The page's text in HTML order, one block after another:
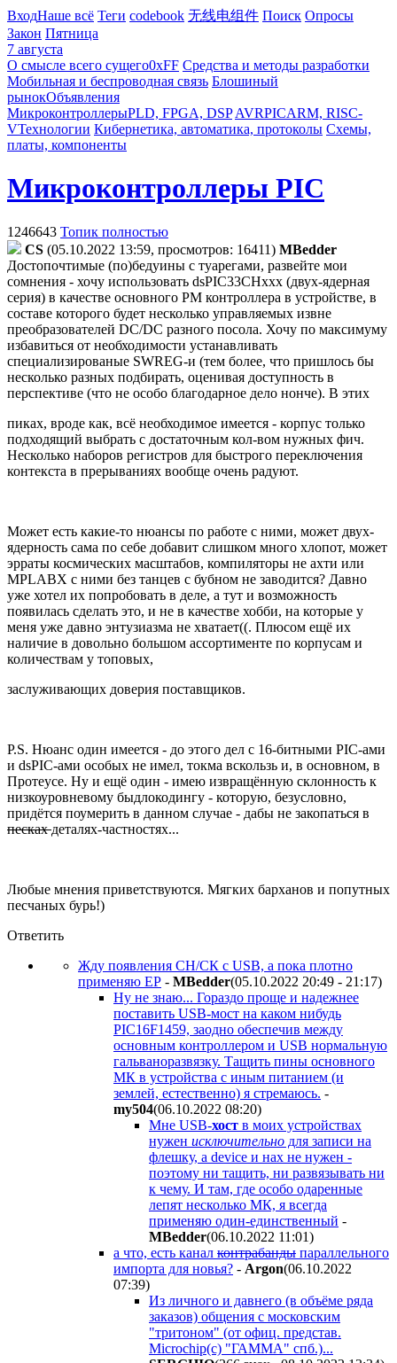
ВходНаше всё Теги codebook 无线电组件 Поиск Опросы
Закон Пятница
7 августа
О смысле всего сущего0xFF Средства и методы разработки
Мобильная и беспроводная связь Блошиный
рынокОбъявления
МикроконтроллерыPLD, FPGA, DSP AVRPICARM, RISC-
VТехнологии Кибернетика, автоматика, протоколы Схемы,
платы, компоненты
Микроконтроллеры PIC
1246643 Топик полностью
CS (05.10.2022 13:59, просмотров: 16411) MBedder
Достопочтимые (по)бедуины с туарегами, развейте мои
сомнения - хочу использовать dsPIC33CHxxx (двух-ядерная
серия) в качестве основного PM контроллера в устройстве, в
составе которого будет несколько управляемых извне
преобразователей DC/DC разного посола. Хочу по максимуму
избавиться от необходимости устанавливать
специализированые SWREG-и (тем более, что пришлось бы
несколько разных подбирать, оценивая доступность в
перспективе (что не особо благодарное дело нонче). В этих
пиках, вроде как, всё необходимое имеется - корпус только
подходящий выбрать с достаточным кол-вом нужных фич.
Несколько наборов регистров для быстрого переключения
контекста в прерываниях вообще очень радуют.
Может есть какие-то нюансы по работе с ними, может двух-
ядерность сама по себе добавит слишком много хлопот, может
эрраты космических масштабов, компиляторы не ахти или
MPLABX с ними без танцев с бубном не заводится? Давно
уже хотел их попробовать в деле, а тут и возможность
появилась сделать это, и не в качестве хобби, на которые у
меня уже давно энтузиазма не хватает((. Плюсом ещё их
наличие в довольно большом ассортименте по корпусам и
количествам у топовых,
заслуживающих доверия поставщиков.
P.S. Нюанс один имеется - до этого дел с 16-битными PIC-ами
и dsPIC-ами особых не имел, токма вскользь и, в основном, в
Протеусе. Ну и ещё один - имею извращённую склонность к
низкоуровневому быдлокодингу - которую, безусловно,
придётся поумерить в данном случае - дабы не закопаться в
пескахдеталях-частностях...
Любые мнения приветствуются. Мягких барханов и попутных
песчаных бурь!)
Ответить
Жду появления СН/СК с USB, а пока плотно
применяю EP - MBedder(05.10.2022 20:49 - 21:17)
Ну не знаю... Гораздо проще и надежнее
поставить USB-мост на каком нибудь
PIC16F1459, заодно обеспечив между
основным контроллером и USB нормальную
гальваноразвязку. Тащить пины основного
МК в устройства с иным питанием (и
землей, естественно) я стремаюсь. -
my504(06.10.2022 08:20)
Мне USB-хост в моих устройствах
нужен исключительно для записи на
флешку, а device и нах не нужен -
поэтому ни тащить, ни развязывать ни
к чему. И там, где особо одаренные
лепят несколько МК, я всегда
применяю один-единственный -
MBedder(06.10.2022 11:01)
а что, есть канал контрабанды параллельного
импорта для новья? - Argon(06.10.2022
07:39)
Из личного и давнего (в объёме ряда
заказов) общения с московским
"тритоном" (от офиц. представ.
Microchip(c) "ГАММА" спб.)...